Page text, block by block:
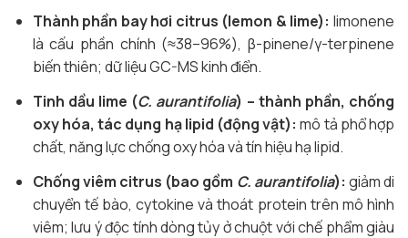
Thành phần bay hơi citrus (lemon & lime): limonene
là cấu phần chính (≈38–96%), β-pinene/γ-terpinene
biến thiên; dữ liệu GC-MS kinh điển.
Tinh dầu lime (C. aurantifolia) – thành phần, chống
oxy hóa, tác dụng hạ lipid (động vật): mô tả phổ hợp
chất, năng lực chống oxy hóa và tín hiệu hạ lipid.
Chống viêm citrus (bao gồm C. aurantifolia): giảm di
chuyển tế bào, cytokine và thoát protein trên mô hình
viêm; lưu ý độc tính dòng tủy ở chuột với chế phẩm giàu